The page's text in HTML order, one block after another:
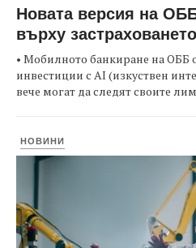
Новата версия на
върху
• Мобилното банкиране на ОББ
инвестиции с AI (изкуствен
вече могат да следят своите
НОВИНИ